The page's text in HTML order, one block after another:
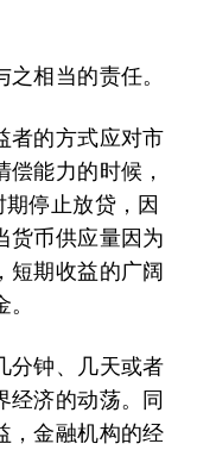
相当的责任。
者的方式应对市
能力的时候，
停止放贷，因
货币供应量因为
短期收益的广阔
分钟、几天或者
经济的动荡。同
，金融机构的经